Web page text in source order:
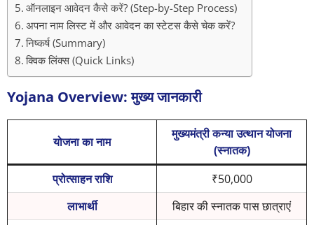
ऑनलाइन आवेदन कैसे करें? (Step-by-Step Process)
अपना नाम लिस्ट में और आवेदन का स्टेटस कैसे चेक करें?
निष्कर्ष (Summary)
क्विक लिंक्स (Quick Links)
Yojana Overview: मुख्य जानकारी
योजना का नाम
मुख्यमंत्री कन्या उत्थान योजना
(स्नातक)
प्रोत्साहन राशि
₹50,000
लाभार्थी
बिहार की स्नातक पास छात्राएं